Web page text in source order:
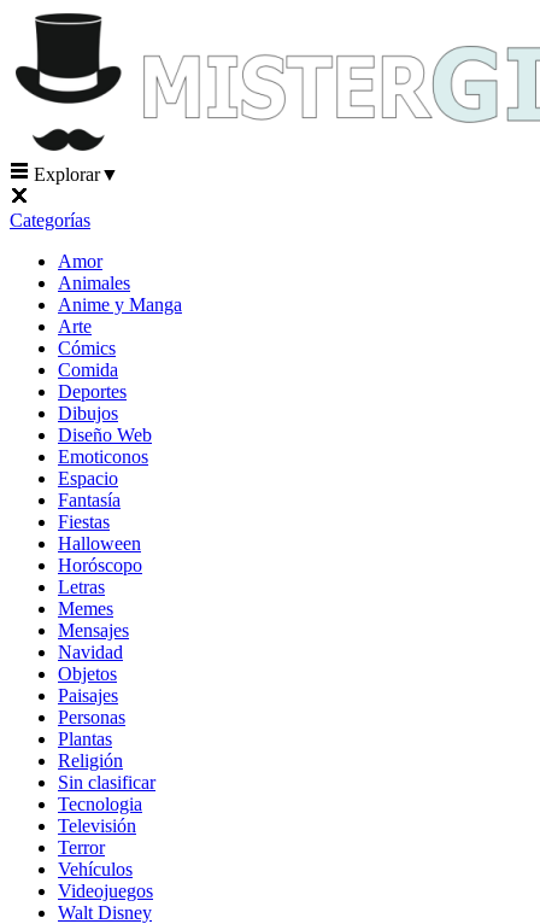
Explorar▼
Categorías
Amor
Animales
Anime y Manga
Arte
Cómics
Comida
Deportes
Dibujos
Diseño Web
Emoticonos
Espacio
Fantasía
Fiestas
Halloween
Horóscopo
Letras
Memes
Mensajes
Navidad
Objetos
Paisajes
Personas
Plantas
Religión
Sin clasificar
Tecnologia
Televisión
Terror
Vehículos
Videojuegos
Walt Disney